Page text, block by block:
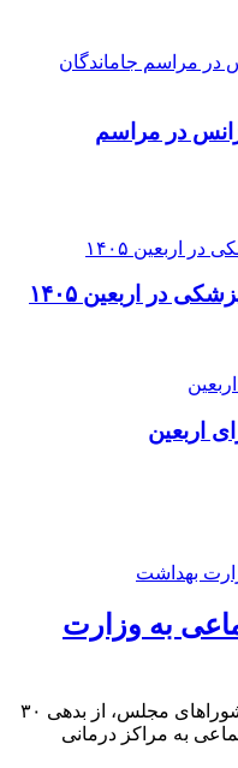
در مراسم
در اربعین ۱۴۰۵
اربعین
به وزارت
رئیس کمیسیون امور داخلی کشور و شوراهای مجلس، از بدهی ۳۰
به مراکز درمانی